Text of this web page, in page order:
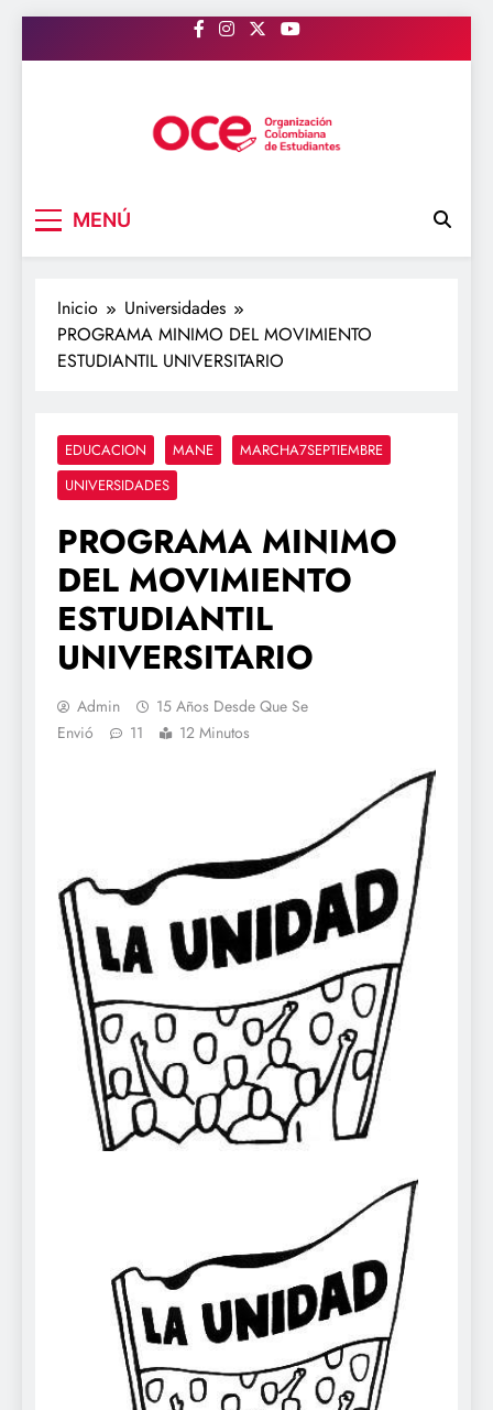
al
MENÚ
Inicio
Universidades
PROGRAMA MINIMO DEL MOVIMIENTO
ESTUDIANTIL UNIVERSITARIO
EDUCACION MANE
MARCHA7SEPTIEMBRE
UNIVERSIDADES
PROGRAMA MINIMO
DEL MOVIMIENTO
ESTUDIANTIL
UNIVERSITARIO
Admin
15 Años Desde Que Se
Envió
11 12 Minutos